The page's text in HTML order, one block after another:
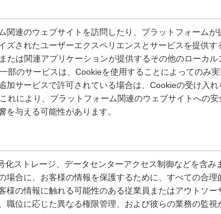
関連のウェブサイトを訪問したり、プラットフォームが
されたユーザーエクスペリエンスとサービスを提供す
は関連アプリケーションが提供するその他のローカル
部のサービスは、Cookieを使用することによってのみ実
サービスで許可されている場合は、Cookieの受け入れ
れにより、プラットフォーム関連のウェブサイトへの安
与える可能性があります。
ストレージ、データセンターアクセス制御などを含み
合に、お客様の情報を保護するために、すべての合理
様の情報に触れる可能性のある従業員またはアウトソー
職位に応じた異なる権限管理、および彼らの業務の監視